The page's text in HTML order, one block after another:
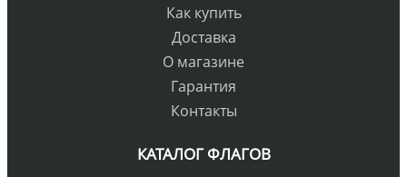
Как купить
Доставка
О магазине
Гарантия
Контакты
КАТАЛОГ ФЛАГОВ